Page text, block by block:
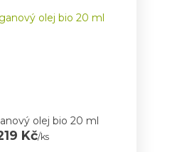
olej bio 20 ml
Kč/ks